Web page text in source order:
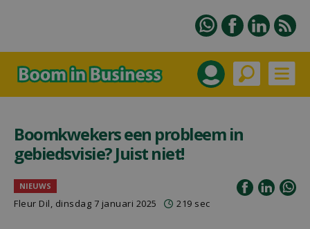
Boomkwekers een probleem in
gebiedsvisie? Juist niet!
NIEUWS
Fleur Dil, dinsdag 7 januari 2025 219 sec